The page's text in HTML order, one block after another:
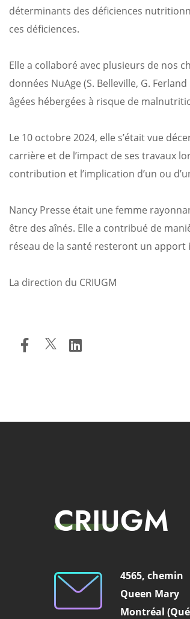
déterminants des déficiences
ces déficiences.
Elle a collaboré avec plusieurs de nos
données NuAge (S. Belleville, G.
âgées hébergées à risque de
Le 10 octobre 2024, elle s’était vue
carrière et de l’impact de ses travaux
contribution et l’implication d’un ou
Nancy Presse était une femme
être des aînés. Elle a contribué de
réseau de la santé resteront un apport
La direction du CRIUGM
CRIUGM
4565, chemin
Queen Mary
Montréal